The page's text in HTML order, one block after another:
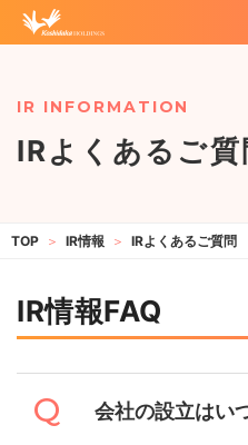
IRよくあるご質
IR情報 IRよくあるご質問
IR情報FAQ
会社の設立はい